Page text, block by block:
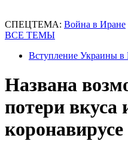
СПЕЦТЕМА: Война в Иране
ВСЕ ТЕМЫ
Вступление Украины в
Названа
потери вкуса
коронавирусе